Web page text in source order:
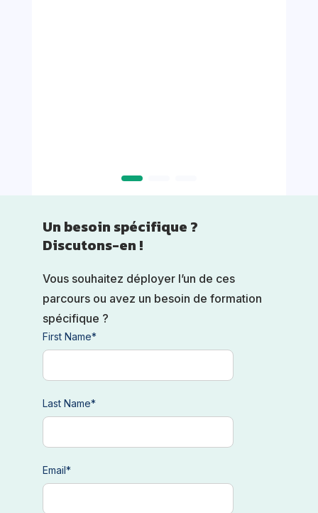
Un besoin spécifique ?
Discutons-en !
Vous souhaitez déployer l’un de ces
parcours ou avez un besoin de formation
spécifique ?
First Name*
Last Name*
Email*